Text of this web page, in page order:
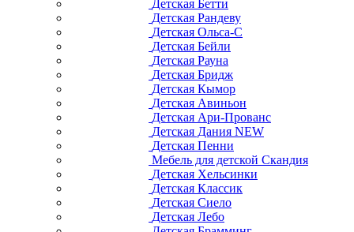
Детская Бетти
Детская Рандеву
Детская Ольса-С
Детская Бейли
Детская Рауна
Детская Бридж
Детская Кымор
Детская Авиньон
Детская Ари-Прованс
Детская Дания NEW
Детская Пенни
Мебель для детской Скандия
Детская Хельсинки
Детская Классик
Детская Сиело
Детская Лебо